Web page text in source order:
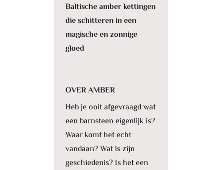
Baltische amber kettingen
die schitteren in een
magische en zonnige
gloed
OVER AMBER
Heb je ooit afgevraagd wat
een barnsteen eigenlijk is?
Waar komt het echt
vandaan? Wat is zijn
geschiedenis? Is het een